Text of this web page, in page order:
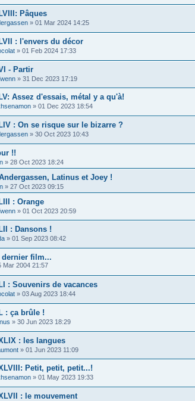
Pâques
» 01 Mar 2024 14:25
: l'envers du décor
» 01 Feb 2024 17:33
- Partir
» 31 Dec 2023 17:19
Assez d'essais, métal y a qu'à!
» 01 Dec 2023 18:54
: On se risque sur le bizarre ?
» 30 Oct 2023 10:43
!!
» 28 Oct 2023 18:24
Latinus et Joey !
» 27 Oct 2023 09:15
: Orange
» 01 Oct 2023 20:59
: Dansons !
» 01 Sep 2023 08:42
dernier film...
Mar 2004 21:57
: Souvenirs de vacances
» 03 Aug 2023 18:44
: ça brûle !
» 30 Jun 2023 18:29
: les langues
» 01 Jun 2023 11:09
Petit, petit, petit...!
» 01 May 2023 19:33
: le mouvement